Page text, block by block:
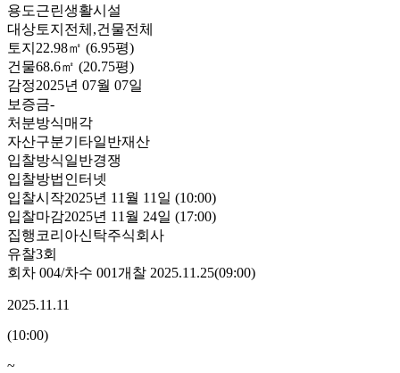
용도근린생활시설
대상토지전체,건물전체
토지 22.98㎡ (6.95평)
건물68.6㎡ (20.75평)
감정2025년 07월 07일
보증금-
처분방식매각
자산구분기타일반재산
입찰방식일반경쟁
입찰방법인터넷
입찰시작2025년 11월 11일 (10:00)
입찰마감2025년 11월 24일 (17:00)
집행 코리아신탁주식회사
유찰3회
회차 004/차수 001개찰 2025.11.25(09:00)
2025.11.11
(10:00)
~